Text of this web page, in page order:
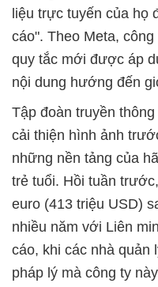
liệu trực tuyến của họ
cáo". Theo Meta,
quy tắc mới được áp
nội dung hướng đến
Tập đoàn truyền
cải thiện hình ảnh
những nền tảng của
trẻ tuổi. Hồi tuần
euro (413 triệu USD)
nhiều năm với Liên
cáo, khi các nhà quản
pháp lý mà công ty